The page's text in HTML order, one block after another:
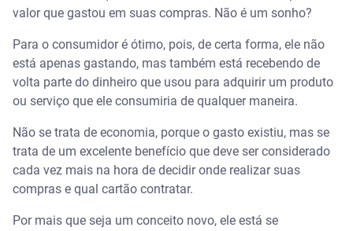
valor que gastou em suas compras. Não é um sonho?
Para o consumidor é ótimo, pois, de certa forma, ele não
está apenas gastando, mas também está recebendo de
volta parte do dinheiro que usou para adquirir um produto
ou serviço que ele consumiria de qualquer maneira.
Não se trata de economia, porque o gasto existiu, mas se
trata de um excelente benefício que deve ser considerado
cada vez mais na hora de decidir onde realizar suas
compras e qual cartão contratar.
Por mais que seja um conceito novo, ele está se